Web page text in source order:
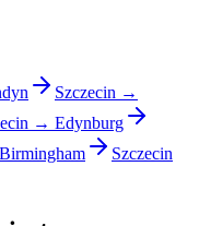
Szczecin →
→ Edynburg
Szczecin